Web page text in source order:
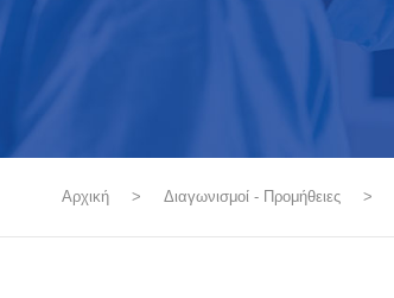
Αρχική > Διαγωνισμοί - Προμήθειες >